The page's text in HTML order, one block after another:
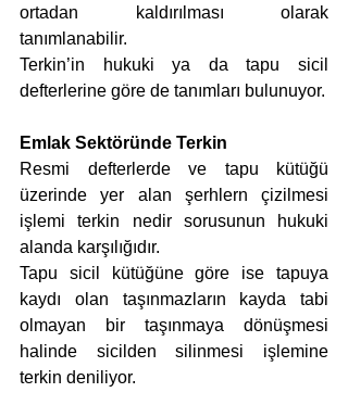
ortadan kaldırılması olarak
tanımlanabilir.
Terkin’in hukuki ya da tapu sicil
defterlerine göre de tanımları bulunuyor.
Emlak Sektöründe Terkin
Resmi defterlerde ve tapu kütüğü
üzerinde yer alan şerhlern çizilmesi
işlemi terkin nedir sorusunun hukuki
alanda karşılığıdır.
Tapu sicil kütüğüne göre ise tapuya
kaydı olan taşınmazların kayda tabi
olmayan bir taşınmaya dönüşmesi
halinde sicilden silinmesi işlemine
terkin deniliyor.